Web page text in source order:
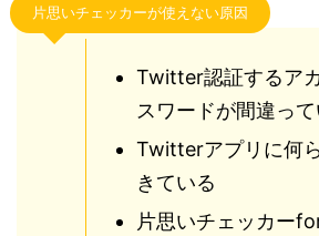
片思いチェッカーが使えない原因
Twitter認証するア
スワードが間違って
Twitterアプリに何
きている
片思いチェッカー